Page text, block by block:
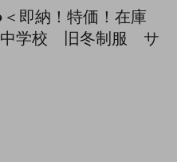
即納！特価！在庫
中学校 旧冬制服 サ